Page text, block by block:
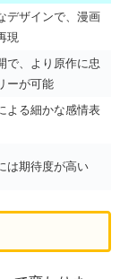
デザインで、漫画
現
で、より原作に忠
ーが可能
よる細かな感情表
は期待度が高い